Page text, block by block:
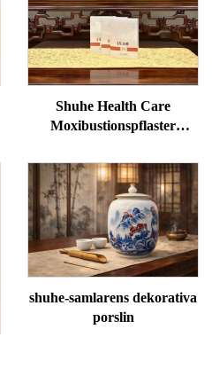
Shuhe Health Care
Moxibustionspflaster
svullnader under ögonen,
återställa vitalitet och
avblockera meridianer.
shuhe-samlarens dekorativa
porslin